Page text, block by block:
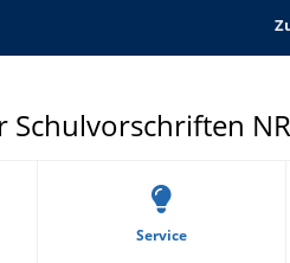
Schulvorschriften
Service